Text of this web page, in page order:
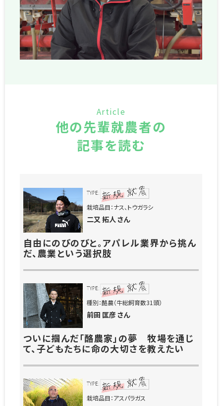
Article
他の先輩就農者の
記事を読む
栽培品目：ナス、トウガラシ
二又 拓人 さん
自由にのびのびと。アパレル業界から挑ん
だ、農業という選択肢
種別：酪農（牛総飼育数31頭）
前田 匡彦 さん
ついに掴んだ「酪農家」の夢 牧場を通じ
て、子どもたちに命の大切さを教えたい
栽培品目：アスパラガス